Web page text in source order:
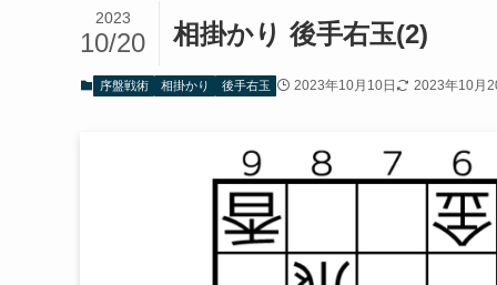
相掛かり 後手右玉(2)
2023
10/20
序盤戦術 相掛かり 後手右玉 2023年10月10日 2023年10月